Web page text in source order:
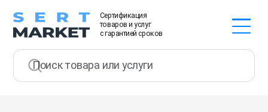
Сертификация
товаров и услуг
с гарантией сроков